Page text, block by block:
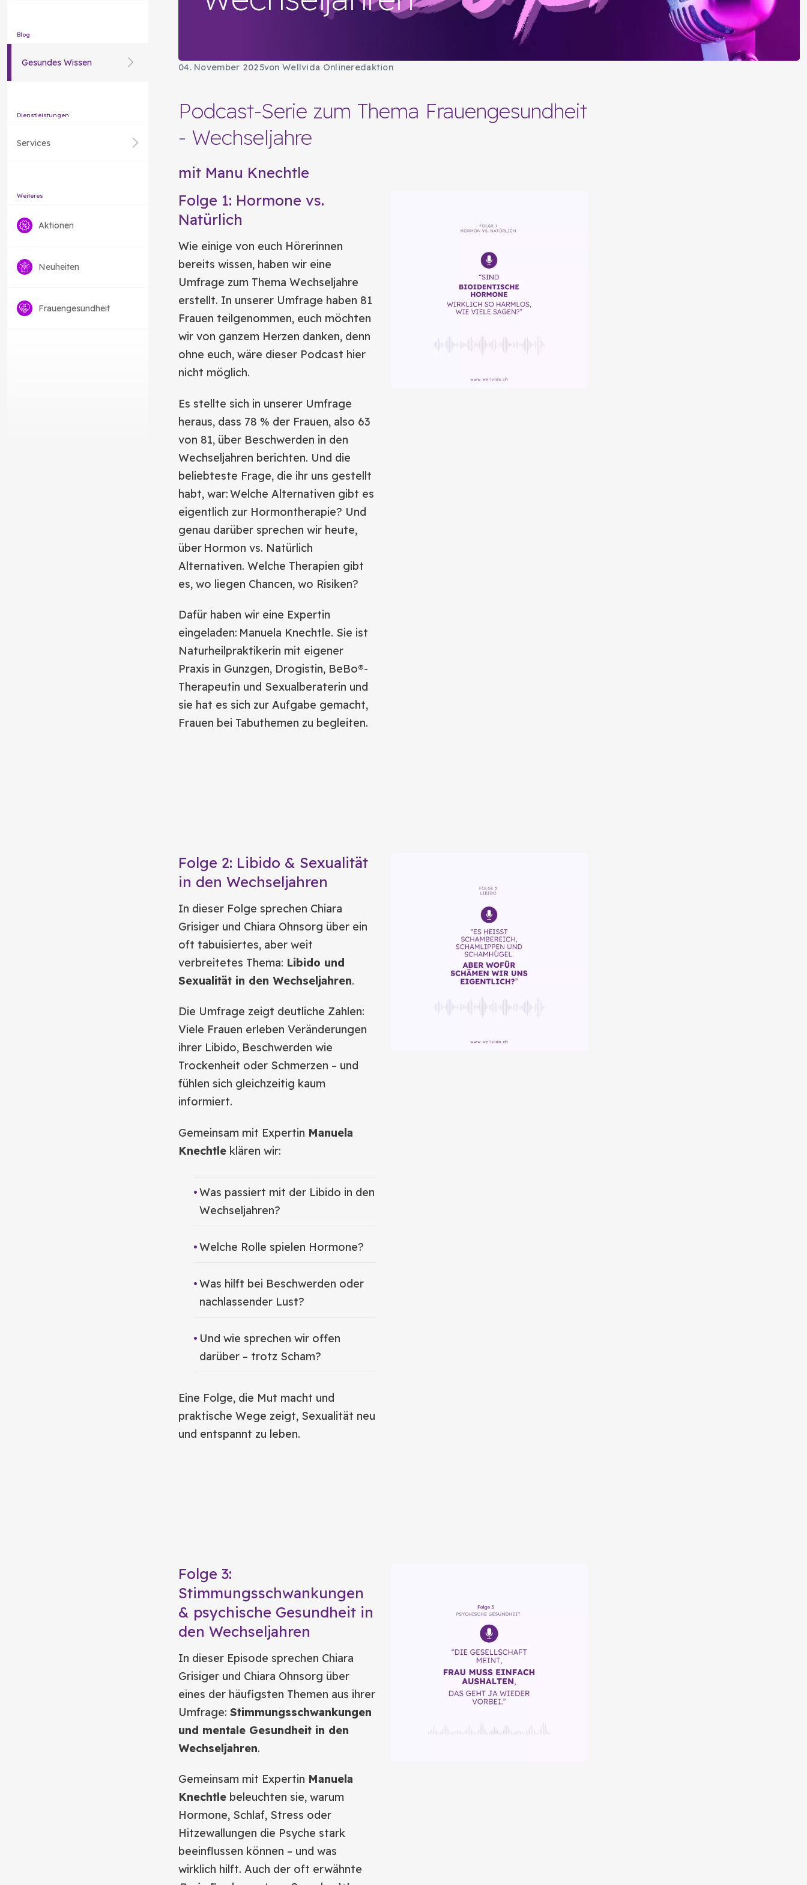
Blog
Gesundes Wissen
Dienstleistungen
Services
Weiteres
Aktionen
Neuheiten
Frauengesundheit
04. November 2025von Wellvida Onlineredaktion
Podcast-Serie zum Thema Frauengesundheit
- Wechseljahre
mit Manu Knechtle
Folge 1: Hormone vs.
Natürlich
Wie einige von euch Hörerinnen
bereits wissen, haben wir eine
Umfrage zum Thema Wechseljahre
erstellt. In unserer Umfrage haben 81
Frauen teilgenommen, euch möchten
wir von ganzem Herzen danken, denn
ohne euch, wäre dieser Podcast hier
nicht möglich.
Es stellte sich in unserer Umfrage
heraus, dass 78 % der Frauen, also 63
von 81, über Beschwerden in den
Wechseljahren berichten. Und die
beliebteste Frage, die ihr uns gestellt
habt, war: Welche Alternativen gibt es
eigentlich zur Hormontherapie? Und
genau darüber sprechen wir heute,
über Hormon vs. Natürlich
Alternativen. Welche Therapien gibt
es, wo liegen Chancen, wo Risiken?
Dafür haben wir eine Expertin
eingeladen: Manuela Knechtle. Sie ist
Naturheilpraktikerin mit eigener
Praxis in Gunzgen, Drogistin, BeBo®-
Therapeutin und Sexualberaterin und
sie hat es sich zur Aufgabe gemacht,
Frauen bei Tabuthemen zu begleiten.
Folge 2: Libido & Sexualität
in den Wechseljahren
In dieser Folge sprechen Chiara
Grisiger und Chiara Ohnsorg über ein
oft tabuisiertes, aber weit
verbreitetes Thema: Libido und
Sexualität in den Wechseljahren.
Die Umfrage zeigt deutliche Zahlen:
Viele Frauen erleben Veränderungen
ihrer Libido, Beschwerden wie
Trockenheit oder Schmerzen – und
fühlen sich gleichzeitig kaum
informiert.
Gemeinsam mit Expertin Manuela
Knechtle klären wir:
Was passiert mit der Libido in den
Wechseljahren?
Welche Rolle spielen Hormone?
Was hilft bei Beschwerden oder
nachlassender Lust?
Und wie sprechen wir offen
darüber – trotz Scham?
Eine Folge, die Mut macht und
praktische Wege zeigt, Sexualität neu
und entspannt zu leben.
Folge 3:
Stimmungsschwankungen
& psychische Gesundheit in
den Wechseljahren
In dieser Episode sprechen Chiara
Grisiger und Chiara Ohnsorg über
eines der häufigsten Themen aus ihrer
Umfrage: Stimmungsschwankungen
und mentale Gesundheit in den
Wechseljahren.
Gemeinsam mit Expertin Manuela
Knechtle beleuchten sie, warum
Hormone, Schlaf, Stress oder
Hitzewallungen die Psyche stark
beeinflussen können – und was
wirklich hilft. Auch der oft erwähnte